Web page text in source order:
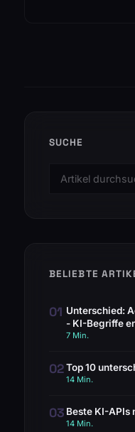
SUCHE
BELIEBTE
01 Unterschied:
- KI-Begriffe
7 Min.
02Top 10
14 Min.
03 Beste KI-APIs
14 Min.